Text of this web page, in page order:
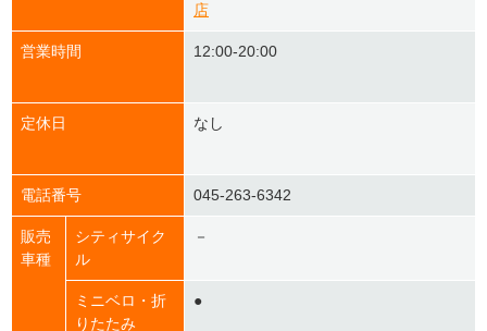
店
営業時間 12:00-20:00
定休日 なし
電話番号 045-263-6342
販売
車種
シティサイク
ル
－
ミニベロ・折
りたたみ
●